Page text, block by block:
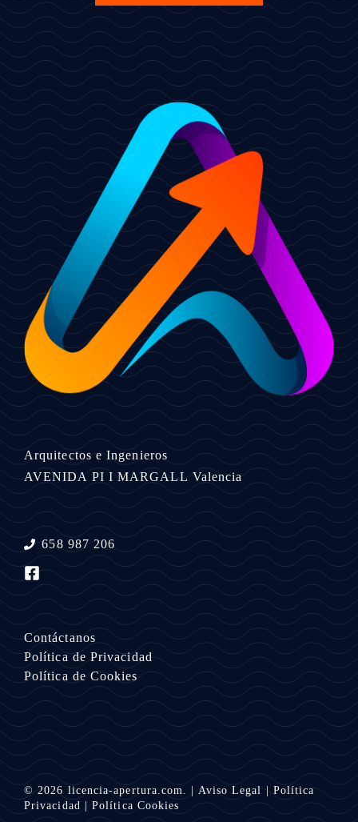
Arquitectos e Ingenieros
AVENIDA PI I MARGALL Valencia
658 987 206
Contáctanos
Política de Privacidad
Política de Cookies
© 2026 licencia-apertura.com. Aviso Legal
Política
Privacidad |Política Cookies